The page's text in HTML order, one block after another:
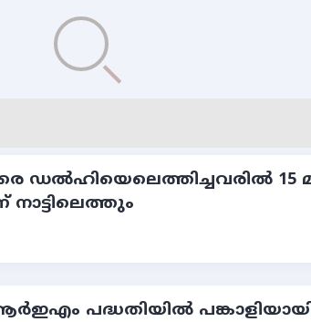
ഡല്‍ഹിയെലെത്തിച്ചവരില്‍
പദ്ധതിയില്‍ പങ്കാളിയായി